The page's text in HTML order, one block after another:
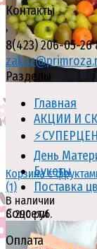
избранное
Корзина с
(1)
В наличии
8 290 руб.
Контакты
,
8(423) 206-05-26
Разделы
Главная
АКЦИИ И
День
Букеты
Поставка
Соцсети
Оплата